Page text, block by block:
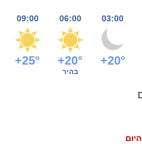
03:00
06:00
09:00
+20°
+20°
+25°
בהיר
היום